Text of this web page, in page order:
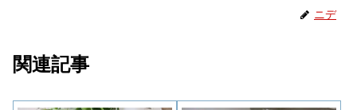
ニデ
関連記事